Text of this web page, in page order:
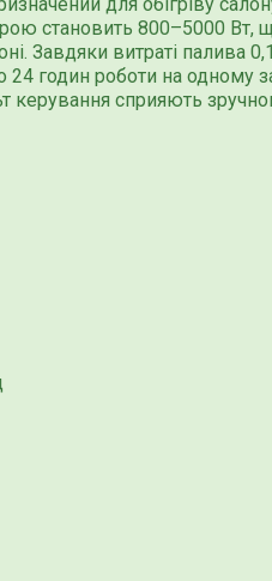
становить 800–5000 Вт,
Завдяки витраті палива
24 годин роботи на одному
керування сприяють